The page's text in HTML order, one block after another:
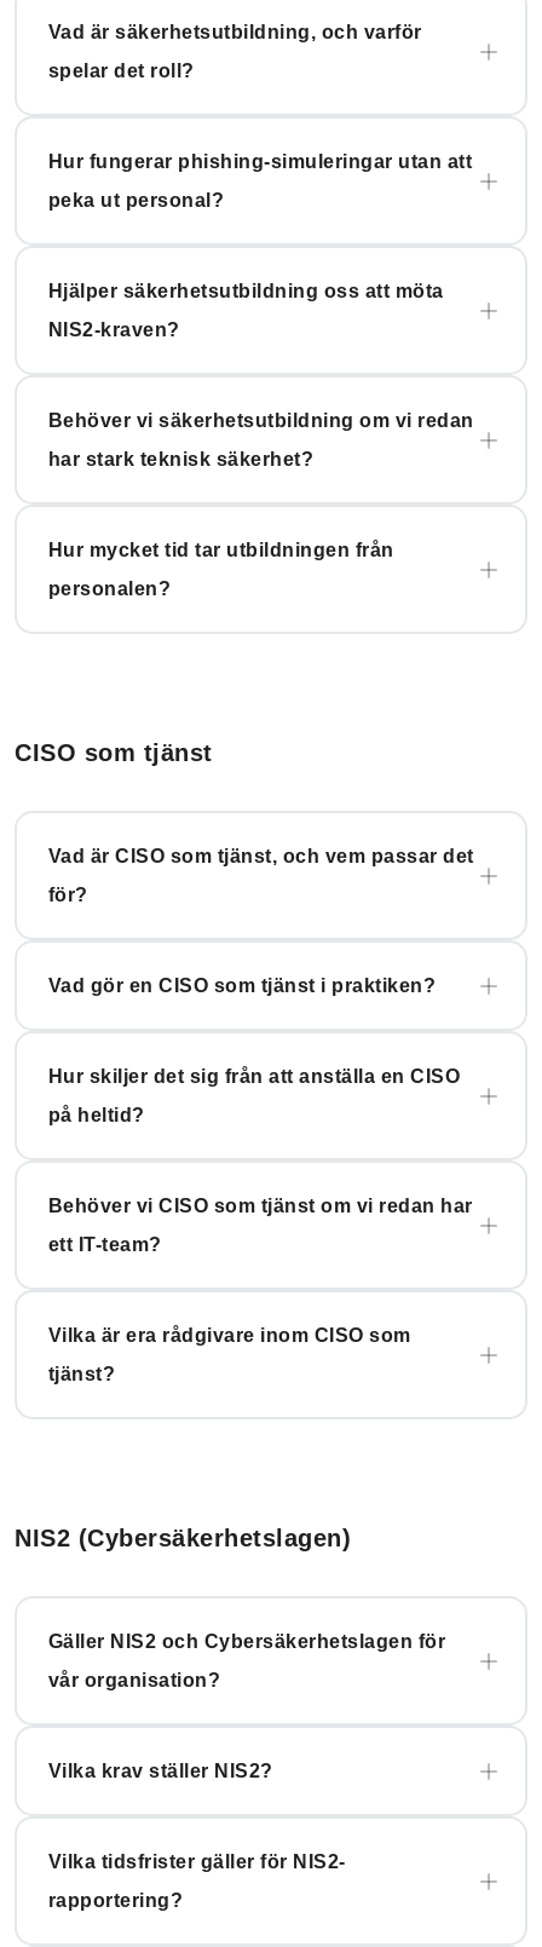
Vad är säkerhetsutbildning, och varför
spelar det roll?
Hur fungerar phishing-simuleringar utan att
peka ut personal?
Hjälper säkerhetsutbildning oss att möta
NIS2-kraven?
Behöver vi säkerhetsutbildning om vi redan
har stark teknisk säkerhet?
Hur mycket tid tar utbildningen från
personalen?
CISO som tjänst
Vad är CISO som tjänst, och vem passar det
för?
Vad gör en CISO som tjänst i praktiken?
Hur skiljer det sig från att anställa en CISO
på heltid?
Behöver vi CISO som tjänst om vi redan har
ett IT-team?
Vilka är era rådgivare inom CISO som
tjänst?
NIS2 (Cybersäkerhetslagen)
Gäller NIS2 och Cybersäkerhetslagen för
vår organisation?
Vilka krav ställer NIS2?
Vilka tidsfrister gäller för NIS2-
rapportering?